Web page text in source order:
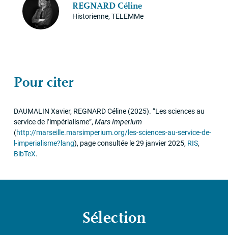
REGNARDCéline
Historienne, TELEMMe
Pour citer
DAUMALIN Xavier, REGNARDCéline (2025). “Les sciences au
service de l’impérialisme”, Mars Imperium
(http://marseille.marsimperium.org/les-sciences-au-service-de-
l-imperialisme?lang), page consultée le 29 janvier 2025, RIS,
BibTeX.
Sélection